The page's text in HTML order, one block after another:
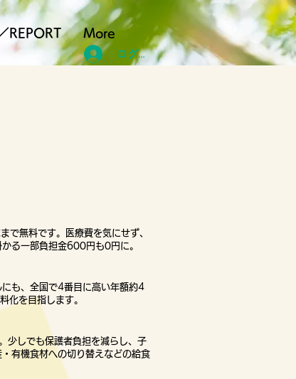
REPORT More
ログイン
で無料です。
医療費を気にせず、
る一部負担金600円も0円に。
も、全国で4番目に高い年額約4
化を目指します。
少しでも保護者負担を減らし、子
有機食材への切り替えなどの給食